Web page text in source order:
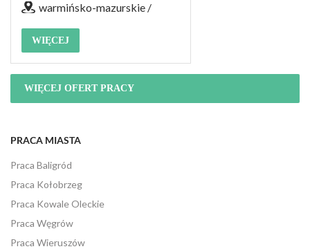
warmińsko-mazurskie /
WIĘCEJ
WIĘCEJ OFERT PRACY
PRACA MIASTA
Praca Baligród
Praca Kołobrzeg
Praca Kowale Oleckie
Praca Węgrów
Praca Wieruszów